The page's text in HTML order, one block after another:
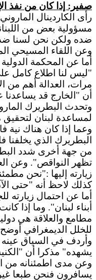
صفير: إذا كان من نفذ
رأى الكاردينال
مسؤولية بعض من
ضده ولكن نحن لسنا ضد
وعن اللقاء المسيحي
أما عن المحكمة
"ليس لنا اطلاع كامل
مرات، العدالة أهم من
أن "الخارج قد
وتحدث البطريرك
لمساعدة لبنان
وعما إذا كان هناك نية
البطريرك الذي
من جهة أخرى شدد
تظهر النواقص". وعن
زيارته إليها :"نحن
كذلك لاحظ أنه "حتى
أما عن احتمال زيارته
أبناء لبنان". وما إذا
مطامع والعلاقة هي
للخلل الديمغرافي
وأردف في السياق عينه
يشهده" مذكرا أن
وعن مدى اطمئنانه من
يسافرون فنحن طبعا